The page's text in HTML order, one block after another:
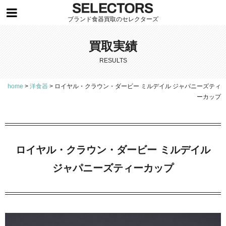
ブランド食器買取のセレクターズ
買取実績
RESULTS
home > 洋食器 > ロイヤル・クラウン・ダービー ミルデイル ジャパニーズティ
ーカップ
ロイヤル・クラウン・ダービー ミルデイル
ジャパニーズティーカップ